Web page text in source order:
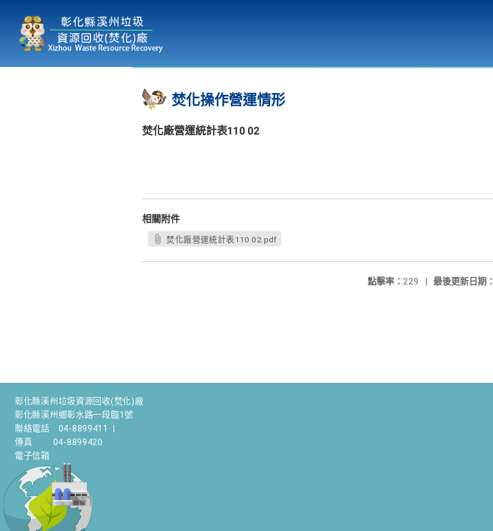
本廠簡介
:::
焚化操作營運情形
焚化廠營運統計表110 02
相關附件
焚化廠營運統計表110 02.pdf
最後更新日期：
點擊率： 229 |
彰化縣溪州垃圾資源回收(焚化)廠
彰化縣溪州鄉彰水路一段臨1號
聯絡電話
04-8899411
傳真
04-8899420
電子信箱